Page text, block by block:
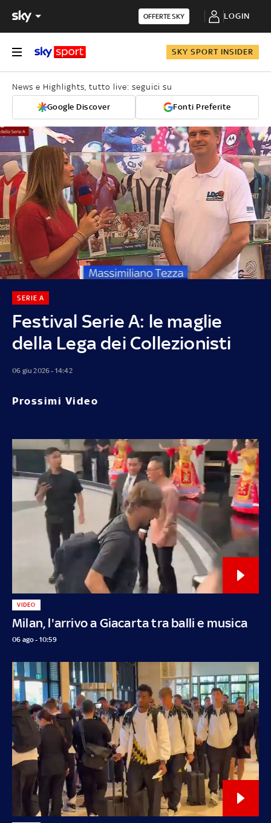
OFFERTE SKY LOGIN
SKY SPORT INSIDER
News e Highlights, tutto live: seguici su
Google Discover Fonti Preferite
Festival Serie A: le maglie
della Lega dei Collezionisti
SERIE A
06 giu 2026 - 14:42
Prossimi Video
Milan, l'arrivo a Giacarta tra balli e musica
VIDEO
06 ago - 10:59